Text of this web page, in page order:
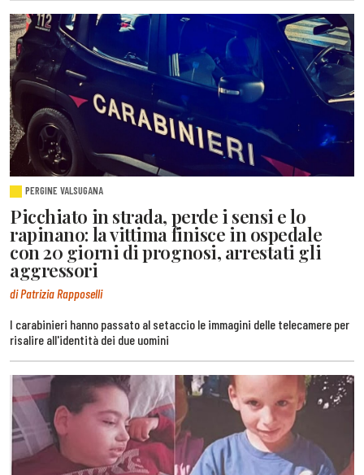
PERGINE VALSUGANA
Picchiato in strada, perde i sensi e lo
rapinano: la vittima finisce in ospedale
con 20 giorni di prognosi, arrestati gli
aggressori
di Patrizia Rapposelli
I carabinieri hanno passato al setaccio le immagini delle telecamere per
risalire all'identità dei due uomini